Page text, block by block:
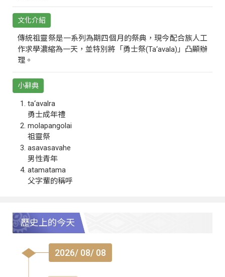
文化介紹
傳統祖靈祭是一系列為期四個月的祭典，現今配合族人工
作求學濃縮為一天，並特別將「勇士祭(Ta‘avala)」凸顯辦
理。
小辭典
ta‘avalra
勇士成年禮
molapangolai
祖靈祭
asavasavahe
男性青年
atamatama
父字輩的稱呼
歷史上的今天
2026/ 08/ 08